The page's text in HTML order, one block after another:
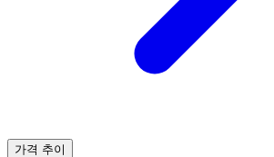
가격 추이